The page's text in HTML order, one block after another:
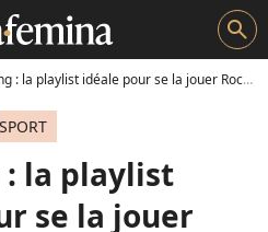
search
la playlist idéale pour se la jouer Rocky pendant son footing
SPORT
: la playlist
se la jouer